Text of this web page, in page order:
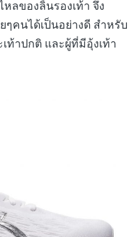
คนได้เป็นอย่างดี สำหรับ
าปกติ และผู้ที่มีอุ้งเท้า